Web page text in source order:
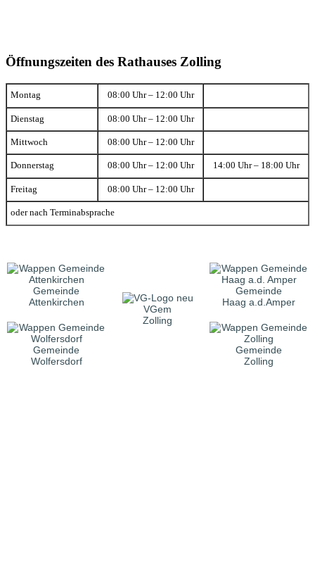
Öffnungszeiten des Rathauses Zolling
Montag 08:00 Uhr – 12:00 Uhr
Dienstag 08:00 Uhr – 12:00 Uhr
Mittwoch 08:00 Uhr – 12:00 Uhr
Donnerstag 08:00 Uhr – 12:00 Uhr 14:00 Uhr – 18:00 Uhr
Freitag 08:00 Uhr – 12:00 Uhr
oder nach Terminabsprache
Gemeinde
Attenkirchen
VGem
Zolling
Gemeinde
Haag a.d.Amper
Gemeinde
Wolfersdorf
Gemeinde
Zolling